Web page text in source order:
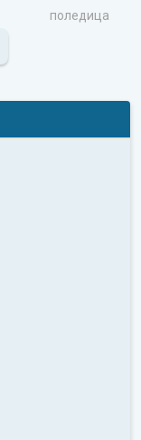
поледица